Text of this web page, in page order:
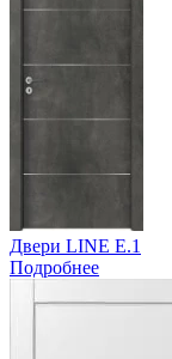
Двери LINE E.1
Подробнее